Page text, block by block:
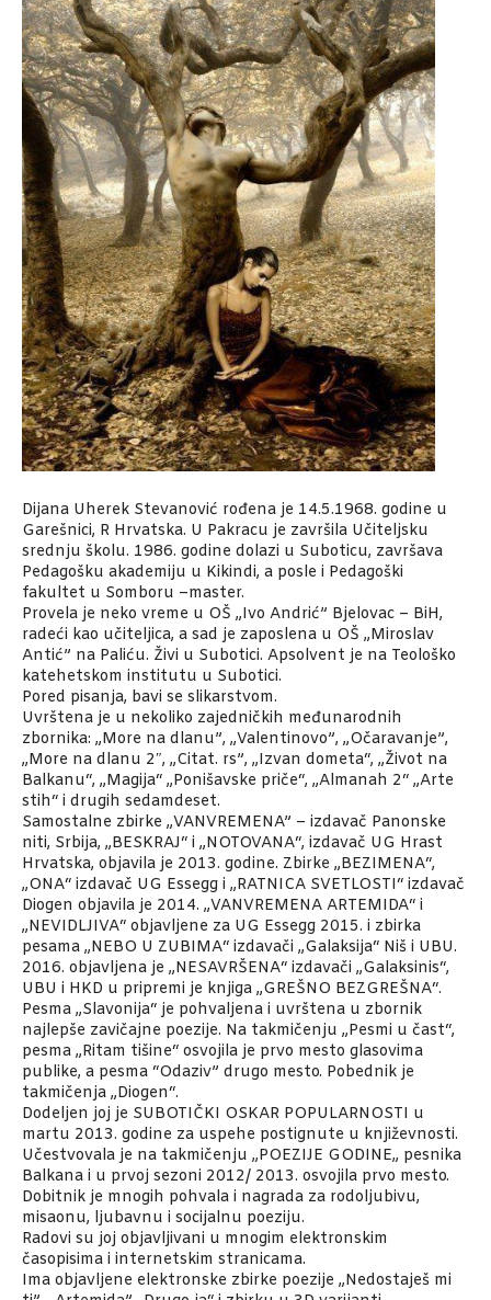
Dijana Uherek Stevanović rođena je 14.5.1968. godine u
Garešnici, R Hrvatska. U Pakracu je završila Učiteljsku
srednju školu. 1986. godine dolazi u Suboticu, završava
Pedagošku akademiju u Kikindi, a posle i Pedagoški
fakultet u Somboru –master.
Provela je neko vreme u OŠ „Ivo Andrić” Bjelovac – BiH,
radeći kao učiteljica, a sad je zaposlena u OŠ „Miroslav
Antić” na Paliću. Živi u Subotici. Apsolvent je na Teološko
katehetskom institutu u Subotici.
Pored pisanja, bavi se slikarstvom.
Uvrštena je u nekoliko zajedničkih međunarodnih
zbornika: „More na dlanu”, „Valentinovo”, „Očaravanje”,
„More na dlanu 2″, „Citat. rs”, „Izvan dometa“, „Život na
Balkanu“, „Magija“ „Ponišavske priče“, „Almanah 2“ „Arte
stih“ i drugih sedamdeset.
Samostalne zbirke „VANVREMENA” – izdavač Panonske
niti, Srbija, „BESKRAJ“ i „NOTOVANA“, izdavač UG Hrast
Hrvatska, objavila je 2013. godine. Zbirke „BEZIMENA“,
„ONA“ izdavač UG Essegg i „RATNICA SVETLOSTI“ izdavač
Diogen objavila je 2014. „VANVREMENA ARTEMIDA“ i
„NEVIDLJIVA“ objavljene za UG Essegg 2015. i zbirka
pesama „NEBO U ZUBIMA“ izdavači „Galaksija“ Niš i UBU.
2016. objavljena je „NESAVRŠENA“ izdavači „Galaksinis“,
UBU i HKD u pripremi je knjiga „GREŠNO BEZGREŠNA“.
Pesma „Slavonija“ je pohvaljena i uvrštena u zbornik
najlepše zavičajne poezije. Na takmičenju „Pesmi u čast“,
pesma „Ritam tišine“ osvojila je prvo mesto glasovima
publike, a pesma “Odaziv” drugo mesto. Pobednik je
takmičenja „Diogen“.
Dodeljen joj je SUBOTIČKI OSKAR POPULARNOSTI u
martu 2013. godine za uspehe postignute u književnosti.
Učestvovala je na takmičenju „POEZIJE GODINE„ pesnika
Balkana i u prvoj sezoni 2012/ 2013. osvojila prvo mesto.
Dobitnik je mnogih pohvala i nagrada za rodoljubivu,
misaonu, ljubavnu i socijalnu poeziju.
Radovi su joj objavljivani u mnogim elektronskim
časopisima i internetskim stranicama.
Ima objavljene elektronske zbirke poezije „Nedostaješ mi